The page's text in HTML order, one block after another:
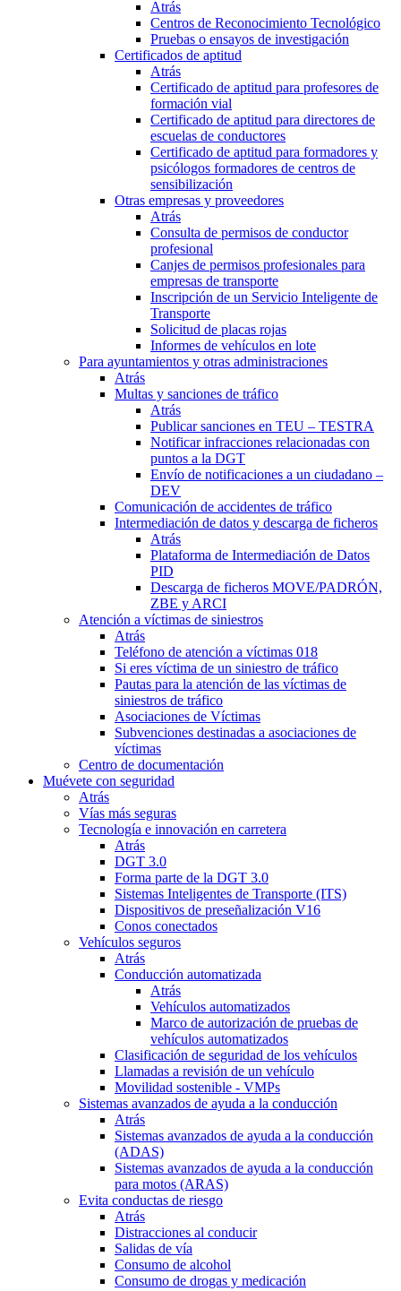
Atrás
Centros de Reconocimiento Tecnológico
Pruebas o ensayos de investigación
Certificados de aptitud
Atrás
Certificado de aptitud para profesores de
formación vial
Certificado de aptitud para directores de
escuelas de conductores
Certificado de aptitud para formadores y
psicólogos formadores de centros de
sensibilización
Otras empresas y proveedores
Atrás
Consulta de permisos de conductor
profesional
Canjes de permisos profesionales para
empresas de transporte
Inscripción de un Servicio Inteligente de
Transporte
Solicitud de placas rojas
Informes de vehículos en lote
Para ayuntamientos y otras administraciones
Atrás
Multas y sanciones de tráfico
Atrás
Publicar sanciones en TEU – TESTRA
Notificar infracciones relacionadas con
puntos a la DGT
Envío de notificaciones a un ciudadano –
DEV
Comunicación de accidentes de tráfico
Intermediación de datos y descarga de ficheros
Atrás
Plataforma de Intermediación de Datos
PID
Descarga de ficheros MOVE/PADRÓN,
ZBE y ARCI
Atención a víctimas de siniestros
Atrás
Teléfono de atención a víctimas 018
Si eres víctima de un siniestro de tráfico
Pautas para la atención de las víctimas de
siniestros de tráfico
Asociaciones de Víctimas
Subvenciones destinadas a asociaciones de
víctimas
Centro de documentación
Muévete con seguridad
Atrás
Vías más seguras
Tecnología e innovación en carretera
Atrás
DGT 3.0
Forma parte de la DGT 3.0
Sistemas Inteligentes de Transporte (ITS)
Dispositivos de preseñalización V16
Conos conectados
Vehículos seguros
Atrás
Conducción automatizada
Atrás
Vehículos automatizados
Marco de autorización de pruebas de
vehículos automatizados
Clasificación de seguridad de los vehículos
Llamadas a revisión de un vehículo
Movilidad sostenible - VMPs
Sistemas avanzados de ayuda a la conducción
Atrás
Sistemas avanzados de ayuda a la conducción
(ADAS)
Sistemas avanzados de ayuda a la conducción
para motos (ARAS)
Evita conductas de riesgo
Atrás
Distracciones al conducir
Salidas de vía
Consumo de alcohol
Consumo de drogas y medicación